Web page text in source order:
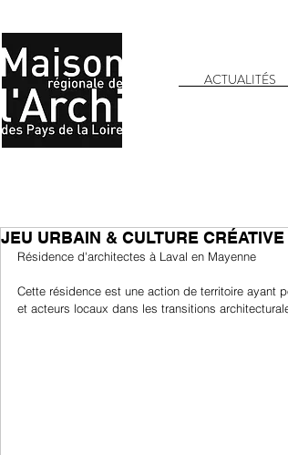
ACTUALITÉS
JEU URBAIN & CULTURE CRÉATIVE
Résidence d'architectes à Laval en Mayenne
Cette résidence est une action de territoire ayant
et acteurs locaux dans les transitions